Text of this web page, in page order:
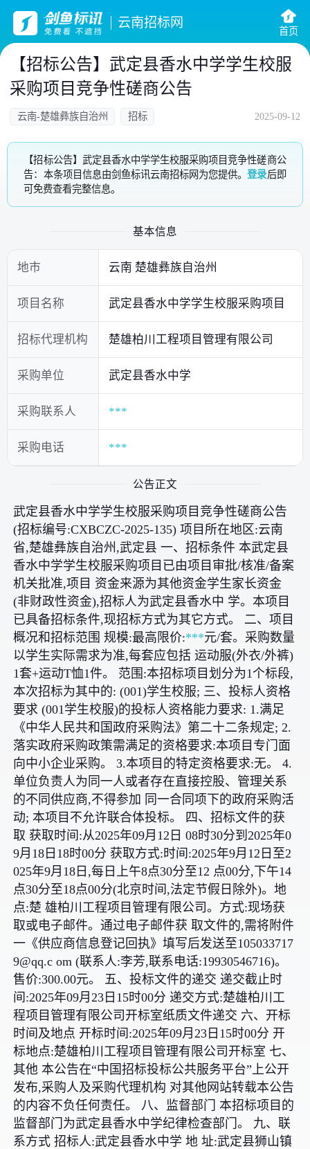
云南招标网
首页
【招标公告】武定县香水中学学生校服
采购项目竞争性磋商公告
云南-楚雄彝族自治州 招标 2025-09-12
【招标公告】武定县香水中学学生校服采购项目竞争性磋商公
告：本条项目信息由剑鱼标讯云南招标网为您提供。登录后即
可免费查看完整信息。
基本信息
地市 云南 楚雄彝族自治州
项目名称 武定县香水中学学生校服采购项目
招标代理机构 楚雄柏川工程项目管理有限公司
采购单位 武定县香水中学
采购联系人 ***
采购电话 ***
公告正文
武定县香水中学学生校服采购项目竞争性磋商公告
(招标编号:CXBCZC-2025-135) 项目所在地区:云南
省,楚雄彝族自治州,武定县 一、招标条件 本武定县
香水中学学生校服采购项目已由项目审批/核准/备案
机关批准,项目 资金来源为其他资金学生家长资金
(非财政性资金),招标人为武定县香水中 学。本项目
已具备招标条件,现招标方式为其它方式。 二、项目
概况和招标范围 规模:最高限价:***元/套。采购数量
以学生实际需求为准,每套应包括 运动服(外衣/外裤)
1套+运动T恤1件。 范围:本招标项目划分为1个标段,
本次招标为其中的: (001)学生校服; 三、投标人资格
要求 (001学生校服)的投标人资格能力要求: 1.满足
《中华人民共和国政府采购法》第二十二条规定; 2.
落实政府采购政策需满足的资格要求:本项目专门面
向中小企业采购。 3.本项目的特定资格要求:无。 4.
单位负责人为同一人或者存在直接控股、管理关系
的不同供应商,不得参加 同一合同项下的政府采购活
动; 本项目不允许联合体投标。 四、招标文件的获
取 获取时间:从2025年09月12日 08时30分到2025年0
9月18日18时00分 获取方式:时间:2025年9月12日至2
025年9月18日,每日上午8点30分至12 点00分,下午14
点30分至18点00分(北京时间,法定节假日除外)。地
点:楚 雄柏川工程项目管理有限公司。方式:现场获
取或电子邮件。通过电子邮件获 取文件的,需将附件
一《供应商信息登记回执》填写后发送至105033717
9@qq.c om (联系人:李芳,联系电话:19930546716)。
售价:300.00元。 五、投标文件的递交 递交截止时
间:2025年09月23日15时00分 递交方式:楚雄柏川工
程项目管理有限公司开标室纸质文件递交 六、开标
时间及地点 开标时间:2025年09月23日15时00分 开
标地点:楚雄柏川工程项目管理有限公司开标室 七、
其他 本公告在“中国招标投标公共服务平台”上公开
发布,采购人及采购代理机构 对其他网站转载本公告
的内容不负任何责任。 八、监督部门 本招标项目的
监督部门为武定县香水中学纪律检查部门。 九、联
系方式 招标人:武定县香水中学 地 址:武定县狮山镇